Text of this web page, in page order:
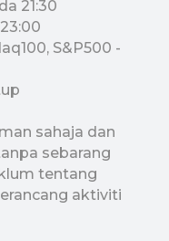
21:30
S&P500 -
sahaja dan
sebarang
tentang
aktiviti
isu